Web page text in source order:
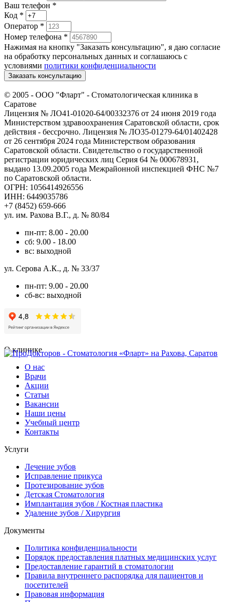
Ваш телефон *
Код *
Оператор *
Номер телефона *
Нажимая на кнопку "Заказать консультацию", я даю согласие
на обработку персональных данных и соглашаюсь c
условиями политики конфиденциальности
Заказать консультацию
© 2005 - ООО "Фларт" - Стоматологическая клиника в
Саратове
Лицензия № ЛО41-01020-64/00332376 от 24 июня 2019 года
Министерством здравоохранения Саратовской области, срок
действия - бессрочно. Лицензия № ЛО35-01279-64/01402428
от 26 сентября 2024 года Министерством образования
Саратовской области. Свидетельство о государственной
регистрации юридических лиц Серия 64 № 000678931,
выдано 13.09.2005 года Межрайонной инспекцией ФНС №7
по Саратовской области.
ОГРН: 1056414926556
ИНН: 6449035786
+7 (8452) 659-666
ул. им. Рахова В.Г., д. № 80/84
пн-пт: 8.00 - 20.00
сб: 9.00 - 18.00
вс: выходной
ул. Серова А.К., д. № 33/37
пн-пт: 9.00 - 20.00
сб-вс: выходной
О клинике
О нас
Врачи
Акции
Статьи
Вакансии
Наши цены
Учебный центр
Контакты
Услуги
Лечение зубов
Исправление прикуса
Протезирование зубов
Детская Стоматология
Имплантация зубов / Костная пластика
Удаление зубов / Хирургия
Документы
Политика конфиденциальности
Порядок предоставления платных медицинских услуг
Предоставление гарантий в стоматологии
Правила внутреннего распорядка для пациентов и
посетителей
Правовая информация